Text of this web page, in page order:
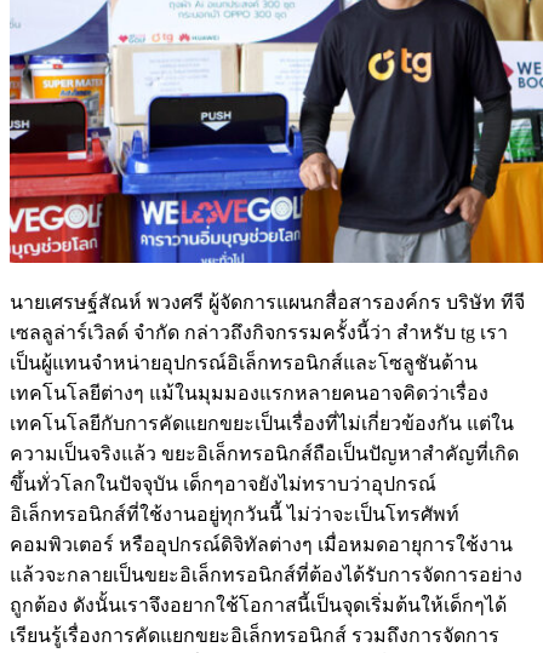
นายเศรษฐ์สัณห์ พวงศรี ผู้จัดการแผนกสื่อสารองค์กร บริษัท ทีจี
เซลลูล่าร์เวิลด์ จำกัด กล่าวถึงกิจกรรมครั้งนี้ว่า สำหรับ tg เรา
เป็นผู้แทนจำหน่ายอุปกรณ์อิเล็กทรอนิกส์และโซลูชันด้าน
เทคโนโลยีต่างๆ แม้ในมุมมองแรกหลายคนอาจคิดว่าเรื่อง
เทคโนโลยีกับการคัดแยกขยะเป็นเรื่องที่ไม่เกี่ยวข้องกัน แต่ใน
ความเป็นจริงแล้ว ขยะอิเล็กทรอนิกส์ถือเป็นปัญหาสำคัญที่เกิด
ขึ้นทั่วโลกในปัจจุบัน เด็กๆอาจยังไม่ทราบว่าอุปกรณ์
อิเล็กทรอนิกส์ที่ใช้งานอยู่ทุกวันนี้ ไม่ว่าจะเป็นโทรศัพท์
คอมพิวเตอร์ หรืออุปกรณ์ดิจิทัลต่างๆ เมื่อหมดอายุการใช้งาน
แล้วจะกลายเป็นขยะอิเล็กทรอนิกส์ที่ต้องได้รับการจัดการอย่าง
ถูกต้อง ดังนั้นเราจึงอยากใช้โอกาสนี้เป็นจุดเริ่มต้นให้เด็กๆได้
เรียนรู้เรื่องการคัดแยกขยะอิเล็กทรอนิกส์ รวมถึงการจัดการ